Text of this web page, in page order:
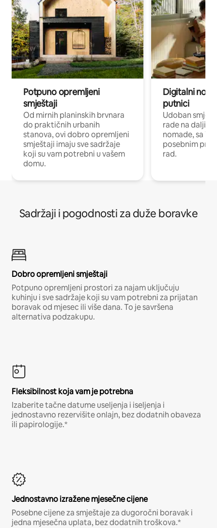
Potpuno opremljeni
smještaji
Od mirnih planinskih brvnara
do praktičnih urbanih
stanova, ovi dobro opremljeni
smještaji imaju sve sadržaje
koji su vam potrebni u vašem
domu.
Digitalni
putnici
Udoban
rade na
nomade, sa
posebnim
rad.
Sadržaji i pogodnosti za duže boravke
Dobro opremljeni smještaji
Potpuno opremljeni prostori za najam uključuju
kuhinju i sve sadržaje koji su vam potrebni za prijatan
boravak od mjesec ili više dana. To je savršena
alternativa podzakupu.
Fleksibilnost koja vam je potrebna
Izaberite tačne datume useljenja i iseljenja i
jednostavno rezervišite onlajn, bez dodatnih obaveza
ili papirologije.*
Jednostavno izražene mjesečne cijene
Posebne cijene za smještaje za dugoročni boravak i
jedna mjesečna uplata, bez dodatnih troškova.*